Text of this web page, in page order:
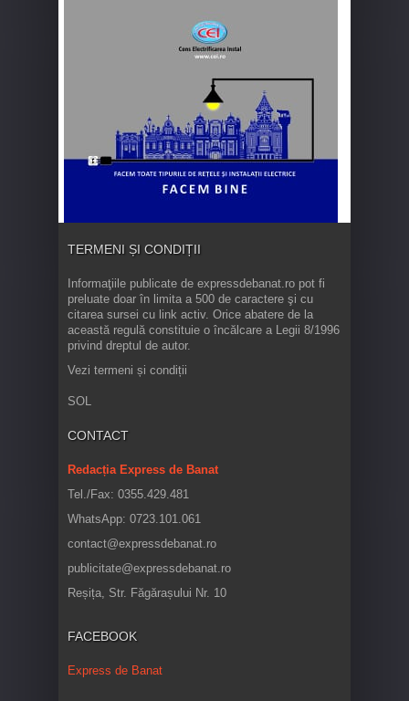
TERMENI ȘI CONDIȚII
Informaţiile publicate de expressdebanat.ro pot fi
preluate doar în limita a 500 de caractere şi cu
citarea sursei cu link activ. Orice abatere de la
această regulă constituie o încălcare a Legii 8/1996
privind dreptul de autor.
Vezi termeni și condiții
SOL
CONTACT
Redacția Express de Banat
Tel./Fax: 0355.429.481
WhatsApp: 0723.101.061
contact@expressdebanat.ro
publicitate@expressdebanat.ro
Reșița, Str. Făgărașului Nr. 10
FACEBOOK
Express de Banat